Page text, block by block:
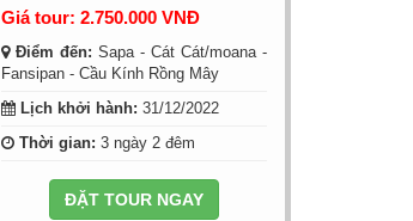
Giá tour: 2.750.000 VNĐ
Điểm đến: Sapa - Cát Cát/moana -
Fansipan - Cầu Kính Rồng Mây
Lịch khởi hành: 31/12/2022
Thời gian: 3 ngày 2 đêm
ĐẶT TOUR NGAY